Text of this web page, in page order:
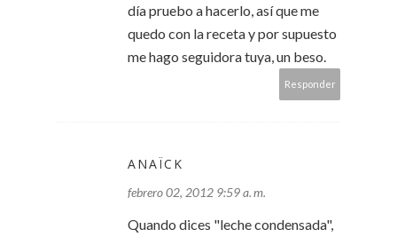
día pruebo a hacerlo, así que me
quedo con la receta y por supuesto
me hago seguidora tuya, un beso.
Responder
ANAÏCK
febrero 02, 2012 9:59 a. m.
Quando dices "leche condensada",